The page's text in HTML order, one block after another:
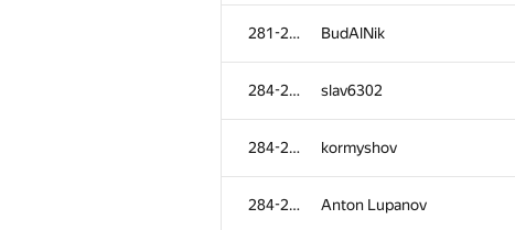
281-283 BudAlNik
284-286 slav6302
284-286 kormyshov
284-286 Anton Lupanov
vasnikserg